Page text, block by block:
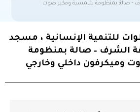
- صالة بمنظومة شمسية ومكبر صوت
للتنمية الإنسانية ، مسجد
الشرف – صالة بمنظومة
وميكرفون داخلي وخارجي